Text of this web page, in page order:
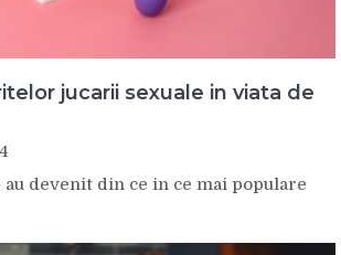
jucarii sexuale in viata de
devenit din ce in ce mai populare